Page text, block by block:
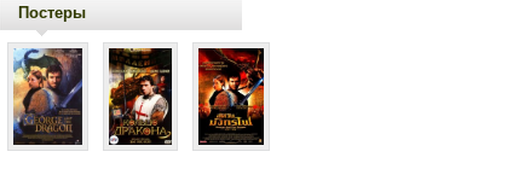
Постеры